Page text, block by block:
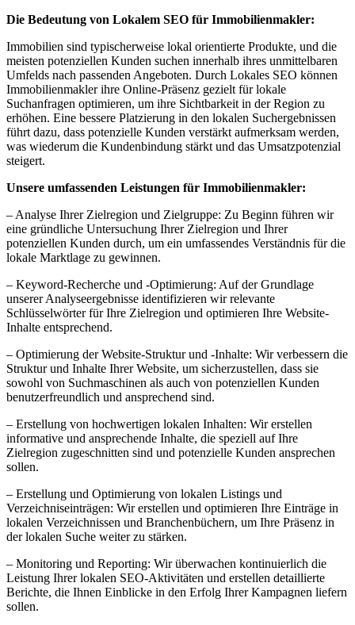
Die Bedeutung von Lokalem SEO für Immobilienmakler:
Immobilien sind typischerweise lokal orientierte Produkte, und die
meisten potenziellen Kunden suchen innerhalb ihres unmittelbaren
Umfelds nach passenden Angeboten. Durch Lokales SEO können
Immobilienmakler ihre Online-Präsenz gezielt für lokale
Suchanfragen optimieren, um ihre Sichtbarkeit in der Region zu
erhöhen. Eine bessere Platzierung in den lokalen Suchergebnissen
führt dazu, dass potenzielle Kunden verstärkt aufmerksam werden,
was wiederum die Kundenbindung stärkt und das Umsatzpotenzial
steigert.
Unsere umfassenden Leistungen für Immobilienmakler:
– Analyse Ihrer Zielregion und Zielgruppe: Zu Beginn führen wir
eine gründliche Untersuchung Ihrer Zielregion und Ihrer
potenziellen Kunden durch, um ein umfassendes Verständnis für die
lokale Marktlage zu gewinnen.
– Keyword-Recherche und -Optimierung: Auf der Grundlage
unserer Analyseergebnisse identifizieren wir relevante
Schlüsselwörter für Ihre Zielregion und optimieren Ihre Website-
Inhalte entsprechend.
– Optimierung der Website-Struktur und -Inhalte: Wir verbessern die
Struktur und Inhalte Ihrer Website, um sicherzustellen, dass sie
sowohl von Suchmaschinen als auch von potenziellen Kunden
benutzerfreundlich und ansprechend sind.
– Erstellung von hochwertigen lokalen Inhalten: Wir erstellen
informative und ansprechende Inhalte, die speziell auf Ihre
Zielregion zugeschnitten sind und potenzielle Kunden ansprechen
sollen.
– Erstellung und Optimierung von lokalen Listings und
Verzeichniseinträgen: Wir erstellen und optimieren Ihre Einträge in
lokalen Verzeichnissen und Branchenbüchern, um Ihre Präsenz in
der lokalen Suche weiter zu stärken.
– Monitoring und Reporting: Wir überwachen kontinuierlich die
Leistung Ihrer lokalen SEO-Aktivitäten und erstellen detaillierte
Berichte, die Ihnen Einblicke in den Erfolg Ihrer Kampagnen liefern
sollen.